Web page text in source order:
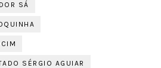
SÁ
SÉRGIO AGUIAR